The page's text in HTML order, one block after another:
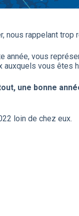
nous rappelant
année, vous
vous êtes
une bonne
loin de chez eux.